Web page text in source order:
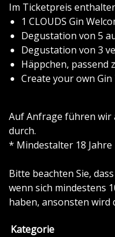
Im Ticketpreis
1 CLOUDS Gin
Degustation von 5
Degustation von 3
Häppchen, passend
Create your own Gin
Auf Anfrage führen wir
durch.
* Mindestalter 18 Jahre
Bitte beachten Sie,
wenn sich mindestens
haben, ansonsten wird
Kategorie